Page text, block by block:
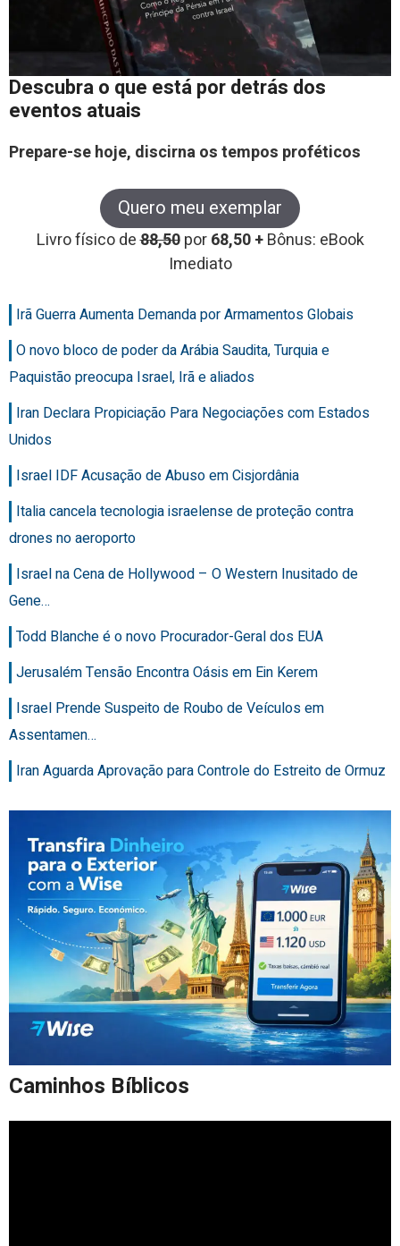
Descubra o que está por detrás dos
eventos atuais
Prepare-se hoje, discirna os tempos proféticos
Quero meu exemplar
Livro físico de88,50 por68,50 +Bônus: eBook
Imediato
Irã Guerra Aumenta Demanda por Armamentos Globais
O novo bloco de poder da Arábia Saudita, Turquia e
Paquistão preocupa Israel, Irã e aliados
Iran Declara Propiciação Para Negociações com Estados
Unidos
Israel IDF Acusação de Abuso em Cisjordânia
Italia cancela tecnologia israelense de proteção contra
drones no aeroporto
Israel na Cena de Hollywood – O Western Inusitado de
Gene…
Todd Blanche é o novo Procurador-Geral dos EUA
Jerusalém Tensão Encontra Oásis em Ein Kerem
Israel Prende Suspeito de Roubo de Veículos em
Assentamen…
Iran Aguarda Aprovação para Controle do Estreito de Ormuz
Caminhos Bíblicos